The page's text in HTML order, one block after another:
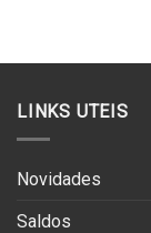
LINKS UTEIS
Novidades
Saldos